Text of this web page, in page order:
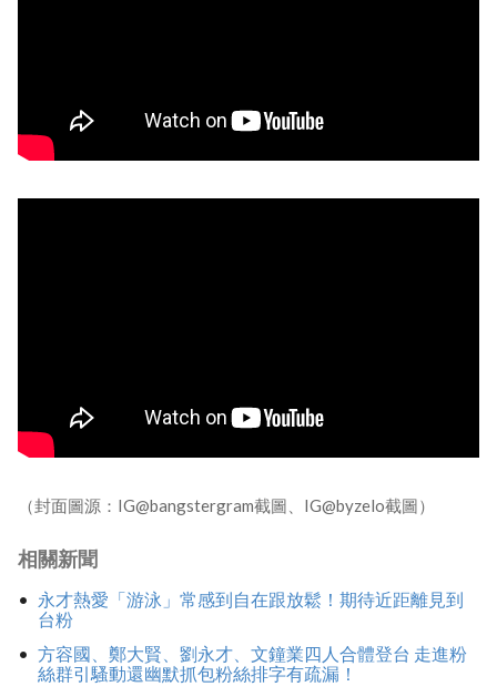
（封面圖源：IG@bangstergram截圖、IG@byzelo截圖）
相關新聞
永才熱愛「游泳」常感到自在跟放鬆！期待近距離見到
台粉
方容國、鄭大賢、劉永才、文鐘業四人合體登台 走進粉
絲群引騷動還幽默抓包粉絲排字有疏漏！